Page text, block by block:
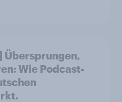
Übersprungen,
Wie Podcast-